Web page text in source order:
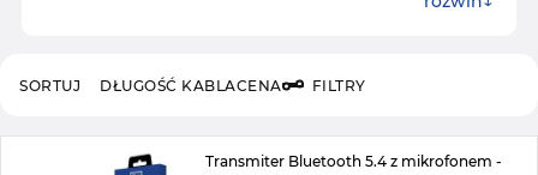
optymalne wrażenia słuchowe, niezależnie od tego, czy
DŁUGOŚĆ KABLACENA FILTRY
SORTUJ
Transmiter Bluetooth 5.4 z mikrofonem -